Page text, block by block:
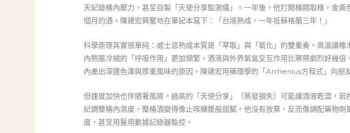
天記錄桶內壓力，甚至自製「天使分享監測儀」。一年後，他打開桶閥取樣，金
個月的酒。陳建宏興奮地在筆記本寫下：「台灣熟成，一年抵蘇格蘭三年！」
科學原理其實很單純：威士忌熟成本質是「萃取」與「氧化」的雙重奏。高溫讓
內熱脹冷縮的「呼吸作用」更加頻繁，酒液與外界氧氣交互作用比寒帶劇烈好幾
內產出深邃色澤與厚重風味的原因。陳建宏用藥理學的「Arrhenius方程式」向朋
但速度加快也伴隨著風險。過高的「天使分享」（蒸發損失）可能讓酒液乾澀，
記調整桶內濕度，整桶酒變得像止咳糖漿般甜膩。他沒有放棄，反而像調配藥物
度，甚至用醫用數據記錄器監控。